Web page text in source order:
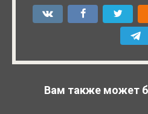
Вам также может